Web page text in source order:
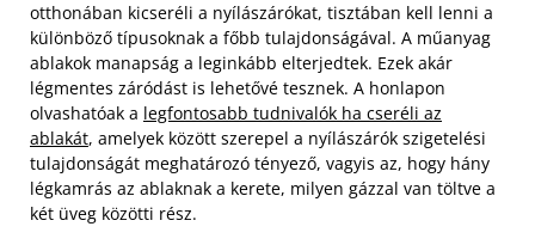
otthonában kicseréli a nyílászárókat, tisztában kell lenni a
különböző típusoknak a főbb tulajdonságával. A műanyag
ablakok manapság a leginkább elterjedtek. Ezek akár
légmentes záródást is lehetővé tesznek. A honlapon
olvashatóak a legfontosabb tudnivalók ha cseréli az
ablakát, amelyek között szerepel a nyílászárók szigetelési
tulajdonságát meghatározó tényező, vagyis az, hogy hány
légkamrás az ablaknak a kerete, milyen gázzal van töltve a
két üveg közötti rész.